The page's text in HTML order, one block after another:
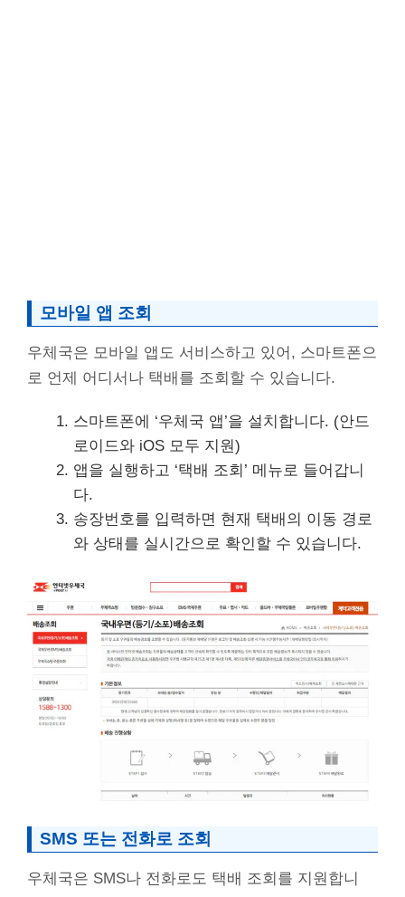
모바일 앱 조회
우체국은 모바일 앱도 서비스하고 있어, 스마트폰으
로 언제 어디서나 택배를 조회할 수 있습니다.
스마트폰에 ‘우체국 앱’을 설치합니다. (안드
로이드와 iOS 모두 지원)
앱을 실행하고 ‘택배 조회’ 메뉴로 들어갑니
다.
송장번호를 입력하면 현재 택배의 이동 경로
와 상태를 실시간으로 확인할 수 있습니다.
SMS 또는 전화로 조회
우체국은 SMS나 전화로도 택배 조회를 지원합니